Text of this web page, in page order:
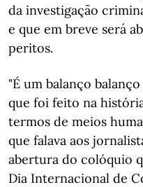
da investigação
e que em breve será
peritos.
"É um balanço
que foi feito na
termos de meios
que falava aos
abertura do colóquio
Dia Internacional de